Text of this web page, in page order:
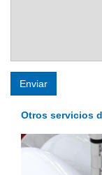
Enviar
Otros servicios